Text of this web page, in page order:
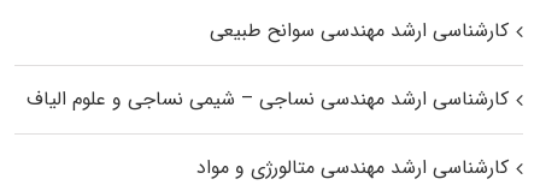
کارشناسی ارشد مهندسی سوانح طبیعی
کارشناسی ارشد مهندسی نساجی – شیمی نساجی و علوم الیاف
کارشناسی ارشد مهندسی متالورژی و مواد